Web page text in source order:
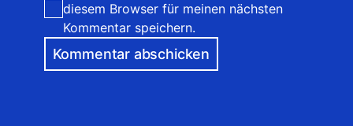
diesem Browser für meinen nächsten
Kommentar speichern.